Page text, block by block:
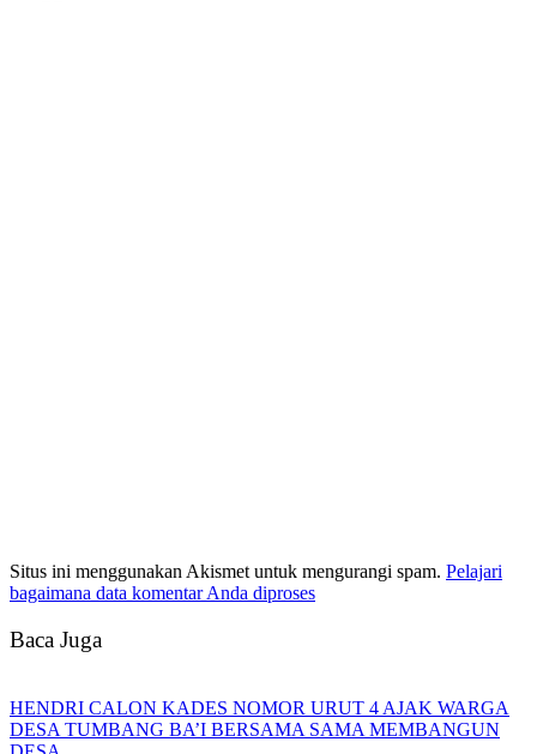
Situs ini menggunakan Akismet untuk mengurangi spam. Pelajari
bagaimana data komentar Anda diproses
Baca Juga
HENDRI CALON KADES NOMOR URUT 4 AJAK WARGA
DESA TUMBANG BA’I BERSAMA SAMA MEMBANGUN